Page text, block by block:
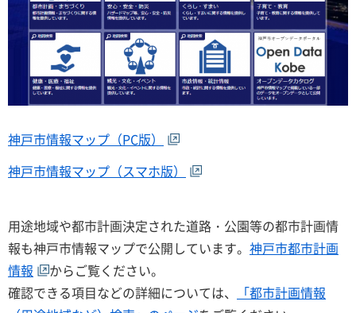
神戸市情報マップ（PC版）
神戸市情報マップ（スマホ版）
用途地域や都市計画決定された道路・公園等の都市計画情
報も神戸市情報マップで公開しています。 神戸市都市計画
情報
からご覧ください。
確認できる項目などの詳細については、
「都市計画情報